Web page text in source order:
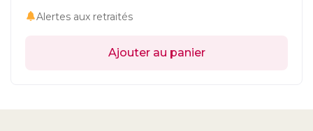
Alertes aux retraités
Ajouter au panier